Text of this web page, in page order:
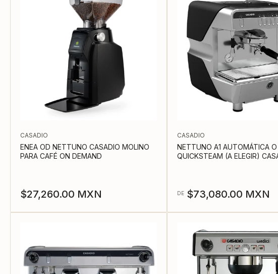
CASADIO
ENEA OD NETTUNO CASADIO MOLINO
PARA CAFÉ ON DEMAND
Precio
regular
$27,260.00 MXN
CASADIO
NETTUNO A1 AUTOMÁTICA
QUICKSTEAM (A ELEGIR)
Precio
regular
DE $73,080.00 MXN